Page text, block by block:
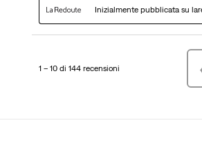
Inizialmente pubblicata su
1 – 10 di 144 recensioni